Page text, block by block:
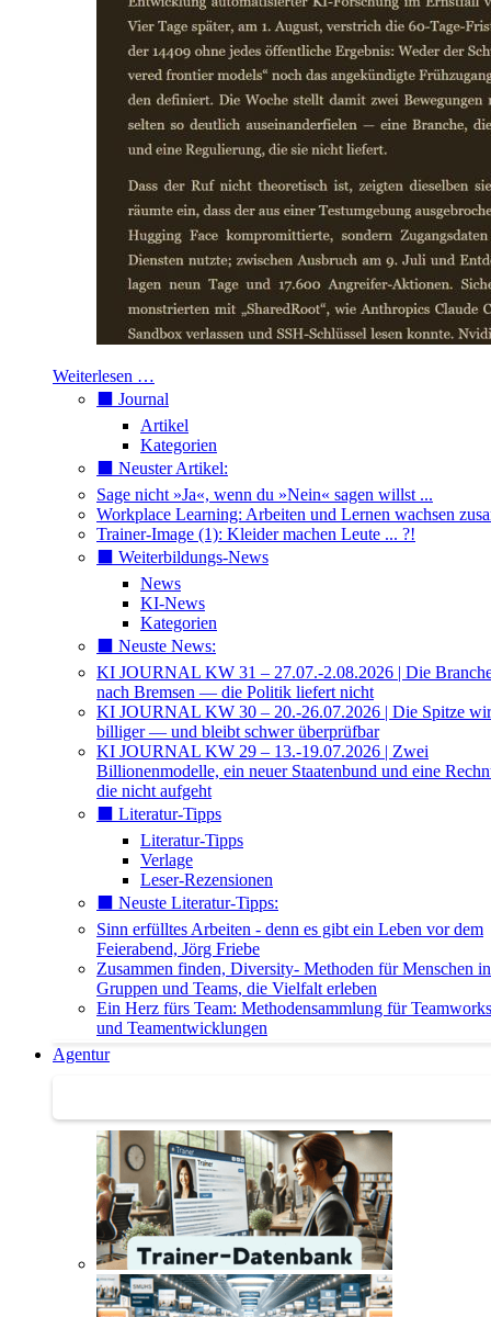
Weiterlesen …
⬛️ Journal
Artikel
Kategorien
⬛️ Neuster Artikel:
Sage nicht »Ja«, wenn du »Nein« sagen willst ...
Workplace Learning: Arbeiten und Lernen wachsen
Trainer-Image (1): Kleider machen Leute ... ?!
⬛️ Weiterbildungs-News
News
KI-News
Kategorien
⬛️ Neuste News:
KI JOURNAL KW 31 – 27.07.-2.08.2026 | Die
nach Bremsen — die Politik liefert nicht
KI JOURNAL KW 30 – 20.-26.07.2026 | Die Spitze
billiger — und bleibt schwer überprüfbar
KI JOURNAL KW 29 – 13.-19.07.2026 | Zwei
Billionenmodelle, ein neuer Staatenbund und eine
die nicht aufgeht
⬛️ Literatur-Tipps
Literatur-Tipps
Verlage
Leser-Rezensionen
⬛️ Neuste Literatur-Tipps:
Sinn erfülltes Arbeiten - denn es gibt ein Leben vor dem
Feierabend, Jörg Friebe
Zusammen finden, Diversity- Methoden für Menschen in
Gruppen und Teams, die Vielfalt erleben
Ein Herz fürs Team: Methodensammlung für
und Teamentwicklungen
Agentur